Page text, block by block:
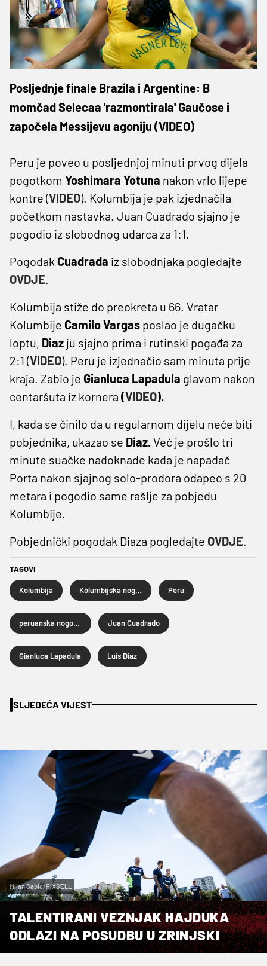
Posljednje finale Brazila i Argentine: B
momčad Selecaa 'razmontirala' Gaučose i
započela Messijevu agoniju (VIDEO)
Peru je poveo u posljednjoj minuti prvog dijela
pogotkom Yoshimara Yotuna nakon vrlo lijepe
kontre (VIDEO). Kolumbija je pak izjednačila
početkom nastavka. Juan Cuadrado sjajno je
pogodio iz slobodnog udarca za 1:1.
Pogodak Cuadrada iz slobodnjaka pogledajte
OVDJE.
Kolumbija stiže do preokreta u 66. Vratar
Kolumbije Camilo Vargas poslao je dugačku
loptu, Diaz ju sjajno prima i rutinski pogađa za
2:1 (VIDEO). Peru je izjednačio sam minuta prije
kraja. Zabio je Gianluca Lapadula glavom nakon
centaršuta iz kornera (VIDEO).
I, kada se činilo da u regularnom dijelu neće biti
pobjednika, ukazao se Diaz.Već je prošlo tri
minute suačke nadoknade kada je napadač
Porta nakon sjajnog solo-prodora odapeo s 20
metara i pogodio same rašlje za pobjedu
Kolumbije.
Pobjednički pogodak Diaza pogledajte OVDJE.
TAGOVI
Kolumbija Peru
Juan Cuadrado
Gianluca Lapadula Luis Diaz
SLJEDEĆA VIJEST
Milan Sabic/PIXSELL
TALENTIRANI VEZNJAK HAJDUKA
ODLAZI NA POSUDBU U ZRINJSKI